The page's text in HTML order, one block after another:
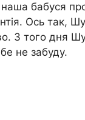
бабуся
Ось так,
З того дня
не забуду.